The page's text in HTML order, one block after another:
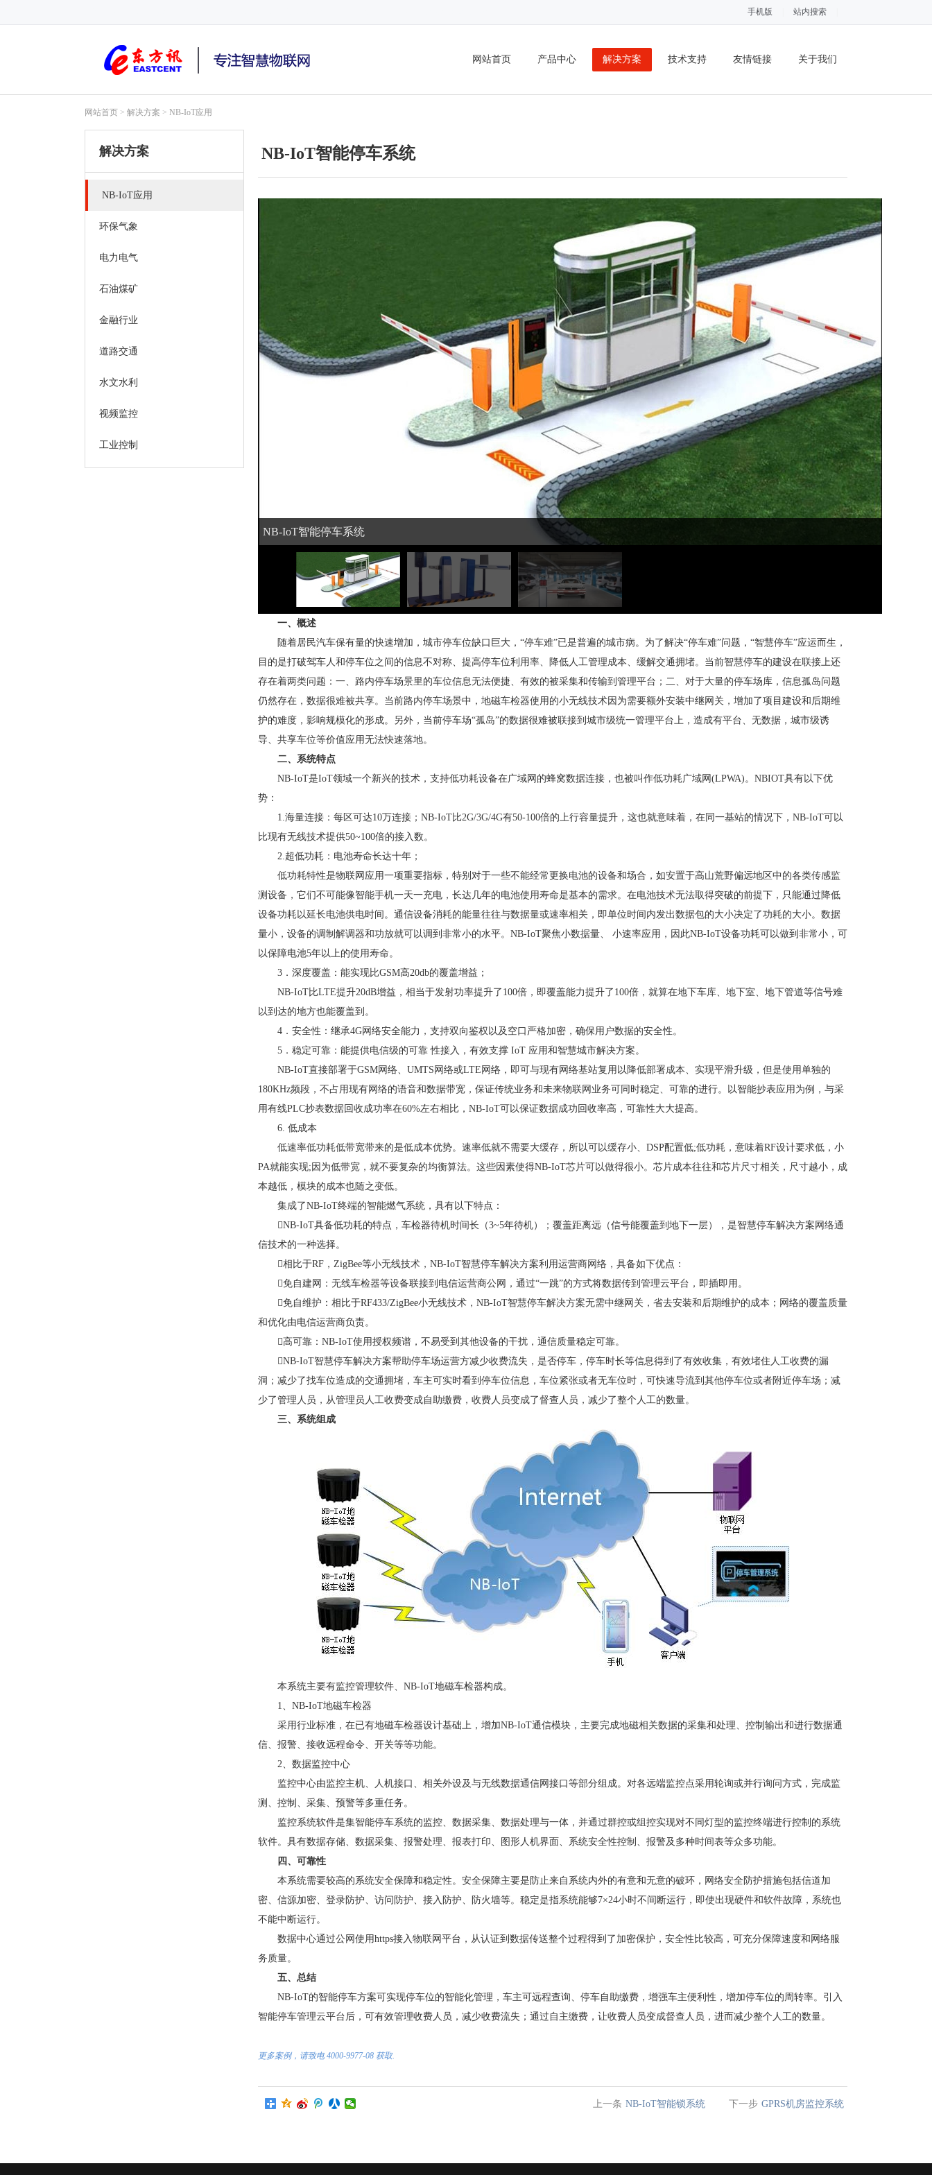
站内搜索
手机版
网站首页 产品中心 解决方案 技术支持 友情链接 关于我们
网站首页 > 解决方案 > NB-IoT应用
解决方案
NB-IoT应用
环保气象
电力电气
石油煤矿
金融行业
道路交通
水文水利
视频监控
工业控制
NB-IoT智能停车系统
NB-IoT智能停车系统
一、概述
随着居民汽车保有量的快速增加，城市停车位缺口巨大，“停车难”已是普遍的城市病。为了解决“停车难”问题，“智慧停车”应运而生，
目的是打破驾车人和停车位之间的信息不对称、提高停车位利用率、降低人工管理成本、缓解交通拥堵。当前智慧停车的建设在联接上还
存在着两类问题：一、路内停车场景里的车位信息无法便捷、有效的被采集和传输到管理平台；二、对于大量的停车场库，信息孤岛问题
仍然存在，数据很难被共享。当前路内停车场景中，地磁车检器使用的小无线技术因为需要额外安装中继网关，增加了项目建设和后期维
护的难度，影响规模化的形成。另外，当前停车场“孤岛”的数据很难被联接到城市级统一管理平台上，造成有平台、无数据，城市级诱
导、共享车位等价值应用无法快速落地。
二、系统特点
NB-IoT是IoT领域一个新兴的技术，支持低功耗设备在广域网的蜂窝数据连接，也被叫作低功耗广域网(LPWA)。NBIOT具有以下优
势：
1.海量连接：每区可达10万连接；NB-IoT比2G/3G/4G有50-100倍的上行容量提升，这也就意味着，在同一基站的情况下，NB-IoT可以
比现有无线技术提供50~100倍的接入数。
2.超低功耗：电池寿命长达十年；
低功耗特性是物联网应用一项重要指标，特别对于一些不能经常更换电池的设备和场合，如安置于高山荒野偏远地区中的各类传感监
测设备，它们不可能像智能手机一天一充电，长达几年的电池使用寿命是基本的需求。在电池技术无法取得突破的前提下，只能通过降低
设备功耗以延长电池供电时间。通信设备消耗的能量往往与数据量或速率相关，即单位时间内发出数据包的大小决定了功耗的大小。数据
量小，设备的调制解调器和功放就可以调到非常小的水平。NB-IoT聚焦小数据量、 小速率应用，因此NB-IoT设备功耗可以做到非常小，可
以保障电池5年以上的使用寿命。
3．深度覆盖：能实现比GSM高20db的覆盖增益；
NB-IoT比LTE提升20dB增益，相当于发射功率提升了100倍，即覆盖能力提升了100倍，就算在地下车库、地下室、地下管道等信号难
以到达的地方也能覆盖到。
4．安全性：继承4G网络安全能力，支持双向鉴权以及空口严格加密，确保用户数据的安全性。
5．稳定可靠：能提供电信级的可靠 性接入，有效支撑 IoT 应用和智慧城市解决方案。
NB-IoT直接部署于GSM网络、UMTS网络或LTE网络，即可与现有网络基站复用以降低部署成本、实现平滑升级，但是使用单独的
180KHz频段，不占用现有网络的语音和数据带宽，保证传统业务和未来物联网业务可同时稳定、可靠的进行。以智能抄表应用为例，与采
用有线PLC抄表数据回收成功率在60%左右相比，NB-IoT可以保证数据成功回收率高，可靠性大大提高。
6. 低成本
低速率低功耗低带宽带来的是低成本优势。速率低就不需要大缓存，所以可以缓存小、DSP配置低;低功耗，意味着RF设计要求低，小
PA就能实现;因为低带宽，就不要复杂的均衡算法。这些因素使得NB-IoT芯片可以做得很小。芯片成本往往和芯片尺寸相关，尺寸越小，成
本越低，模块的成本也随之变低。
集成了NB-IoT终端的智能燃气系统，具有以下特点：
NB-IoT具备低功耗的特点，车检器待机时间长（3~5年待机）；覆盖距离远（信号能覆盖到地下一层），是智慧停车解决方案网络通
信技术的一种选择。
相比于RF，ZigBee等小无线技术，NB-IoT智慧停车解决方案利用运营商网络，具备如下优点：
免自建网：无线车检器等设备联接到电信运营商公网，通过“一跳”的方式将数据传到管理云平台，即插即用。
免自维护：相比于RF433/ZigBee小无线技术，NB-IoT智慧停车解决方案无需中继网关，省去安装和后期维护的成本；网络的覆盖质量
和优化由电信运营商负责。
高可靠：NB-IoT使用授权频谱，不易受到其他设备的干扰，通信质量稳定可靠。
NB-IoT智慧停车解决方案帮助停车场运营方减少收费流失，是否停车，停车时长等信息得到了有效收集，有效堵住人工收费的漏
洞；减少了找车位造成的交通拥堵，车主可实时看到停车位信息，车位紧张或者无车位时，可快速导流到其他停车位或者附近停车场；减
少了管理人员，从管理员人工收费变成自助缴费，收费人员变成了督查人员，减少了整个人工的数量。
三、系统组成
本系统主要有监控管理软件、NB-IoT地磁车检器构成。
1、NB-IoT地磁车检器
采用行业标准，在已有地磁车检器设计基础上，增加NB-IoT通信模块，主要完成地磁相关数据的采集和处理、控制输出和进行数据通
信、报警、接收远程命令、开关等等功能。
2、数据监控中心
监控中心由监控主机、人机接口、相关外设及与无线数据通信网接口等部分组成。对各远端监控点采用轮询或并行询问方式，完成监
测、控制、采集、预警等多重任务。
监控系统软件是集智能停车系统的监控、数据采集、数据处理与一体，并通过群控或组控实现对不同灯型的监控终端进行控制的系统
软件。具有数据存储、数据采集、报警处理、报表打印、图形人机界面、系统安全性控制、报警及多种时间表等众多功能。
四、可靠性
本系统需要较高的系统安全保障和稳定性。安全保障主要是防止来自系统内外的有意和无意的破环，网络安全防护措施包括信道加
密、信源加密、登录防护、访问防护、接入防护、防火墙等。稳定是指系统能够7×24小时不间断运行，即使出现硬件和软件故障，系统也
不能中断运行。
数据中心通过公网使用https接入物联网平台，从认证到数据传送整个过程得到了加密保护，安全性比较高，可充分保障速度和网络服
务质量。
五、总结
NB-IoT的智能停车方案可实现停车位的智能化管理，车主可远程查询、停车自助缴费，增强车主便利性，增加停车位的周转率。引入
智能停车管理云平台后，可有效管理收费人员，减少收费流失；通过自主缴费，让收费人员变成督查人员，进而减少整个人工的数量。
更多案例，请致电 4000-9977-08 获取.
上一条 NB-IoT智能锁系统 下一步 GPRS机房监控系统